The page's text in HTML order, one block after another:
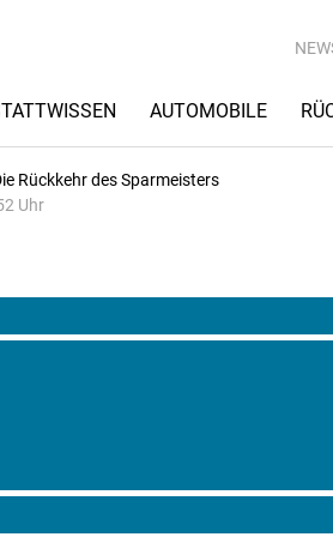
AUTOMOBILE
Rückkehr des Sparmeisters
Uhr